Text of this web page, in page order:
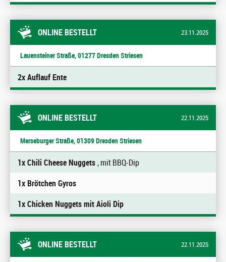
ONLINE BESTELLT 23.11.2025
Lauensteiner Straße, 01277 Dresden Striesen
2x Auflauf Ente
ONLINE BESTELLT 22.11.2025
Merseburger Straße, 01309 Dresden Striesen
1x Chili Cheese Nuggets, mit BBQ-Dip
1x Brötchen Gyros
1x Chicken Nuggets mit Aioli Dip
ONLINE BESTELLT 22.11.2025